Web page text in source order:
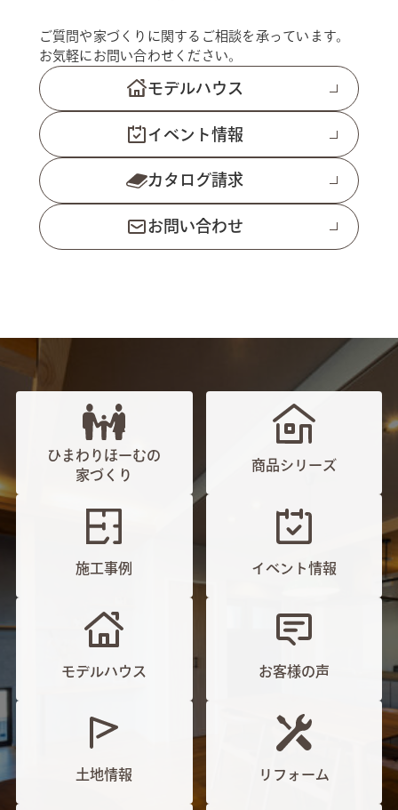
ご質問や家づくりに関するご相談を承っています。
お気軽にお問い合わせください。
モデルハウス
イベント情報
カタログ請求
お問い合わせ
ひまわりほーむの
家づくり
商品シリーズ
施工事例 イベント情報
モデルハウス お客様の声
土地情報 リフォーム